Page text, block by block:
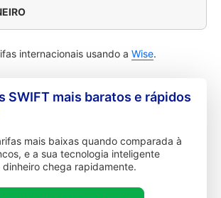
internacionais usando a Wise.
SWIFT mais baratos e rápidos
mais baixas quando comparada à
e a sua tecnologia inteligente
chega rapidamente.